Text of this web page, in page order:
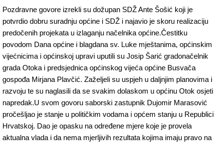
Pozdravne govore izrekli su dožupan SDŽ Ante Šošić koji je
potvrdio dobru suradnju općine i SDŽ i najavio je skoru realizaciju
predočenih projekata u izlaganju načelnika općine.Čestitku
povodom Dana općine i blagdana sv. Luke mještanima, općinskim
vijećnicima i općinskoj upravi uputili su Josip Šarić gradonačelnik
grada Otoka i predsjednica općinskog vijeća općine Busvača
gospođa Mirjana Plavčić. Zaželjeli su uspjeh u daljnjim planovima i
razvoju te su naglasili da se svakim dolaskom u općinu Otok osjeti
napredak.U svom govoru saborski zastupnik Dujomir Marasović
pročešljao je stanje u političkim vodama i općem stanju u Republici
Hrvatskoj. Dao je opasku na određene mjere koje je provela
aktualna vlada i da nema mjerljivih rezultata kojima imaju pravo na